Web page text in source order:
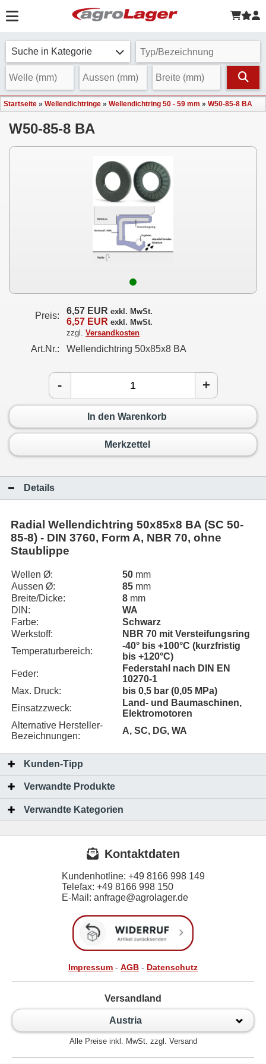
Suche in Kategorie
Startseite » Wellendichtringe » Wellendichtring 50 - 59 mm » W50-85-8 BA
W50-85-8 BA
Preis: 6,57 EUR exkl. MwSt.
6,57 EUR exkl. MwSt.
zzgl. Versandkosten
Art.Nr.: Wellendichtring 50x85x8 BA
- +
In den Warenkorb
Merkzettel
Details
Radial Wellendichtring 50x85x8 BA (SC 50-
85-8) - DIN 3760, Form A, NBR 70, ohne
Staublippe
Wellen Ø: 50 mm
Aussen Ø:
85 mm
Breite/Dicke:
8 mm
DIN:
WA
Farbe:
Schwarz
Werkstoff:
NBR 70 mit Versteifungsring
Temperaturbereich:
-40° bis +100°C (kurzfristig
bis +120°C)
Feder:
Federstahl nach DIN EN
10270-1
Max. Druck:
bis 0,5 bar (0,05 MPa)
Einsatzzweck:
Land- und Baumaschinen,
Elektromotoren
Alternative Hersteller-
Bezeichnungen:
A, SC, DG, WA
Kunden-Tipp
Verwandte Produkte
Verwandte Kategorien
Kontaktdaten
Kundenhotline: +49 8166 998 149
Telefax: +49 8166 998 150
E-Mail: anfrage@agrolager.de
Impressum - AGB - Datenschutz
Versandland
Austria
Alle Preise inkl. MwSt. zzgl. Versand